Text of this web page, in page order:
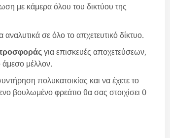
με κάμερα όλου του δικτύου της
σε όλο το απχετευτικό δίκτυο.
για επισκευές αποχετεύσεων,
άμεσο μέλλον.
πολυκατοικίας και να έχετε το
βουλωμένο φρεάτιο θα σας στοιχίσει 0